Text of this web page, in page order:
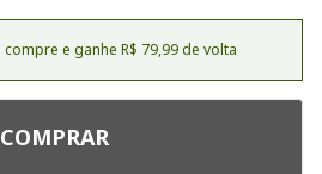
compre e ganhe R$ 79,99 de volta
COMPRAR